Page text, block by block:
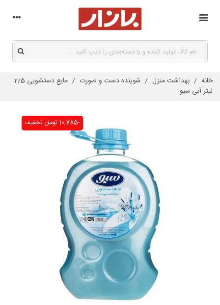
خانه / بهداشت منزل / شوینده دست و صورت /
مایع دستشویی 2/5
لیتر آبی سیو
تخفیف -10,785 تومان